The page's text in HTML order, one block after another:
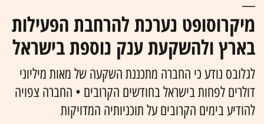
מיקרוסופט נערכת להרחבת הפעילות
בארץ ולהשקעת ענק נוספת בישראל
לגלובס נודע כי החברה מתכננת השקעה של מאות מיליוני
דולרים לפחות בישראל בחודשים הקרובים • החברה צפויה
להודיע בימים הקרובים על תוכניותיה המדויקות